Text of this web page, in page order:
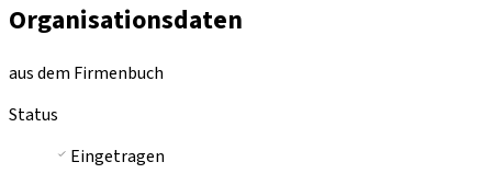
Organisationsdaten
aus dem Firmenbuch
Status
Eingetragen